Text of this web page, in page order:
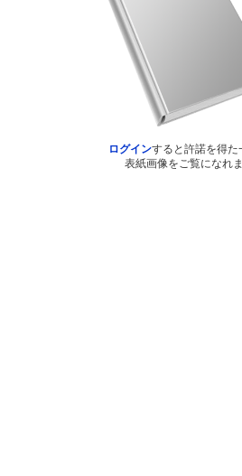
ログインすると許諾を得た
表紙画像をご覧になれ